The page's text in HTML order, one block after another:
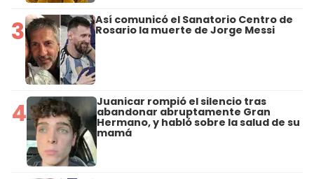
3 Así comunicó el Sanatorio Centro de
Rosario la muerte de Jorge Messi
4 Juanicar rompió el silencio tras
abandonar abruptamente Gran
Hermano, y habló sobre la salud de su
mamá